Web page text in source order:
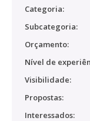
Categoria:
Subcategoria:
Orçamento:
Nível de
Visibilidade:
Propostas:
Interessados: